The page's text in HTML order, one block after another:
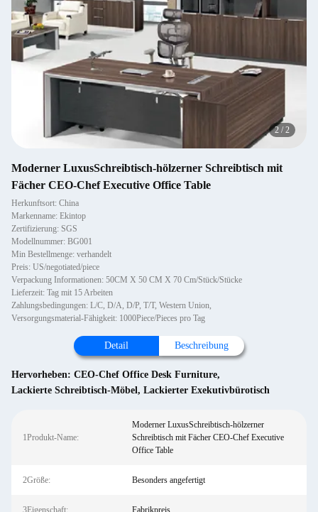
2 /2
Moderner LuxusSchreibtisch-hölzerner Schreibtisch mit
Fächer CEO-Chef Executive Office Table
Herkunftsort: China
Markenname: Ekintop
Zertifizierung: SGS
Modellnummer: BG001
Min Bestellmenge: verhandelt
Preis: US/negotiated/piece
Verpackung Informationen: 50CM X 50 CM X 70 Cm/Stück/Stücke
Lieferzeit: Tag mit 15 Arbeiten
Zahlungsbedingungen: L/C, D/A, D/P, T/T, Western Union,
Versorgungsmaterial-Fähigkeit: 1000Piece/Pieces pro Tag
Detail Beschreibung
Hervorheben: CEO-Chef Office Desk Furniture,
Lackierte Schreibtisch-Möbel, Lackierter Exekutivbürotisch
1Produkt-Name:
Moderner LuxusSchreibtisch-hölzerner
Schreibtisch mit Fächer CEO-Chef Executive
Office Table
2Größe: Besonders angefertigt
3Eigenschaft: Fabrikpreis